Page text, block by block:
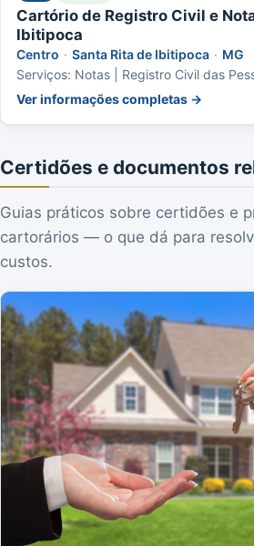
Cartório de Registro Civil e
Ibitipoca
Centro · Santa Rita de Ibitipoca · MG
Serviços: Notas | Registro Civil das
Ver informações completas →
Certidões e documentos
Guias práticos sobre certidões e
cartorários — o que dá para
custos.